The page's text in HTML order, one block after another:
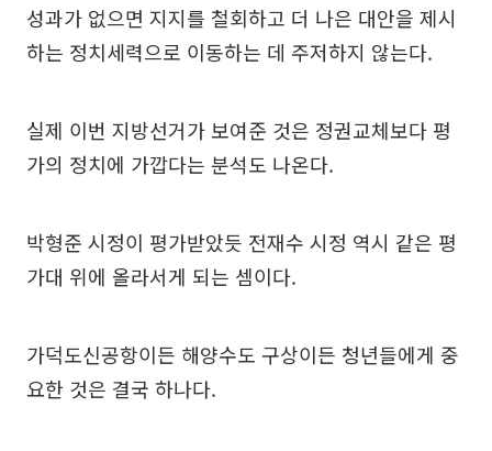
성과가 없으면 지지를 철회하고 더 나은 대안을 제시
하는 정치세력으로 이동하는 데 주저하지 않는다.
실제 이번 지방선거가 보여준 것은 정권교체보다 평
가의 정치에 가깝다는 분석도 나온다.
박형준 시정이 평가받았듯 전재수 시정 역시 같은 평
가대 위에 올라서게 되는 셈이다.
가덕도신공항이든 해양수도 구상이든 청년들에게 중
요한 것은 결국 하나다.